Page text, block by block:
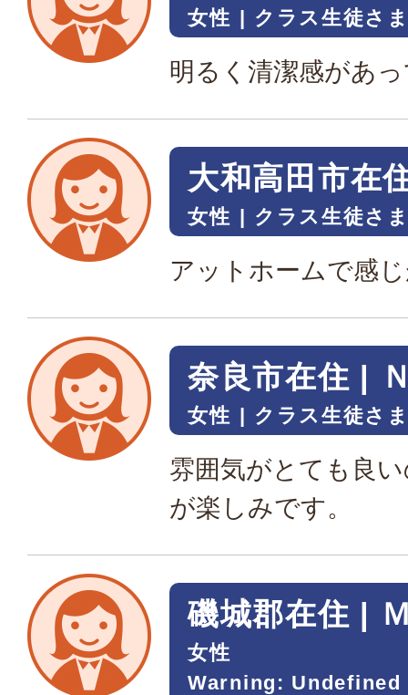
女性 クラス生徒さ
明るく清潔感があ
大和高田市在
女性 クラス生徒さ
アットホームで感
奈良市在住 |
女性 クラス生徒さ
雰囲気がとても良
が楽しみです。
磯城郡在住 |
女性
Warning :